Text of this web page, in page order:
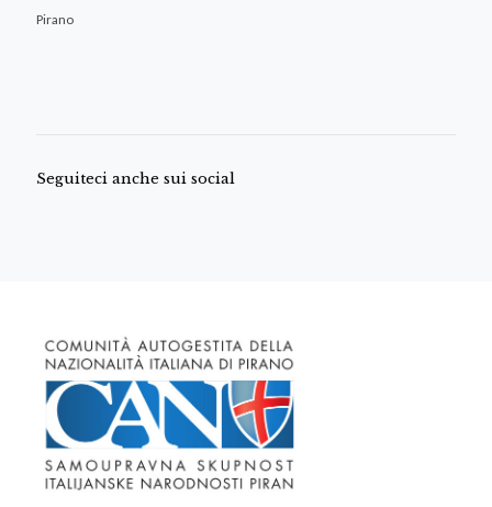
Pirano
Seguiteci anche sui social